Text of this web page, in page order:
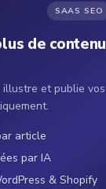
SAAS SEO
de contenu
illustre et publie vos
article
par IA
& Shopify